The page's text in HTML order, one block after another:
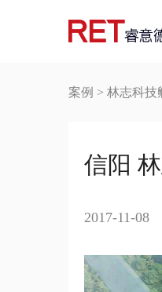
案例 > 林志科技
信阳
2017-11-08